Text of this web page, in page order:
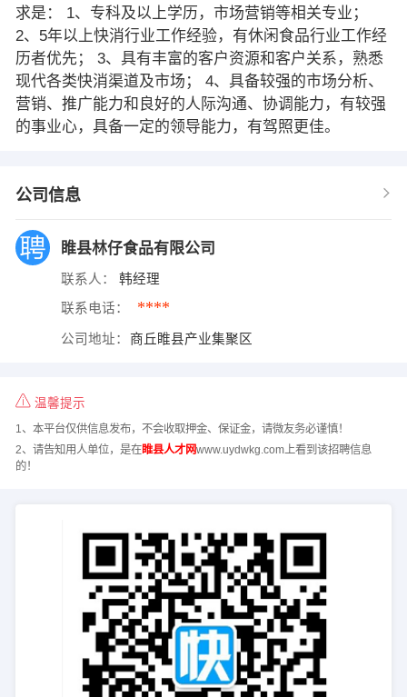
求是： 1、专科及以上学历，市场营销等相关专业；
2、5年以上快消行业工作经验，有休闲食品行业工作经
历者优先； 3、具有丰富的客户资源和客户关系，熟悉
现代各类快消渠道及市场； 4、具备较强的市场分析、
营销、推广能力和良好的人际沟通、协调能力，有较强
的事业心，具备一定的领导能力，有驾照更佳。
公司信息
睢县林仔食品有限公司
联系人： 韩经理
联系电话： ****
公司地址： 商丘睢县产业集聚区
温馨提示
1、本平台仅供信息发布，不会收取押金、保证金，请微友务必谨慎！
2、请告知用人单位，是在睢县人才网www.uydwkg.com上看到该招聘信息
的！